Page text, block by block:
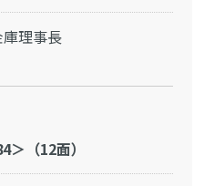
理事長
（12面）